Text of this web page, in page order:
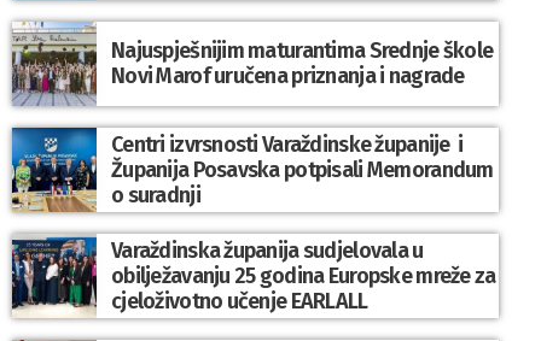
Najuspješnijim maturantima Srednje škole
Novi Marof uručena priznanja i nagrade
Centri izvrsnosti Varaždinske županije i
Županija Posavska potpisali Memorandum
o suradnji
Varaždinska županija sudjelovala u
obilježavanju 25 godina Europske mreže za
cjeloživotno učenje EARLALL